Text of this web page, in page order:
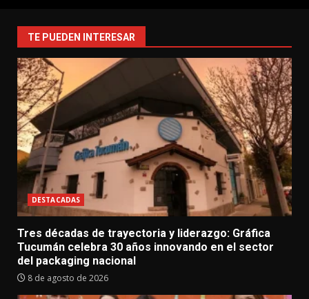
TE PUEDEN INTERESAR
DESTACADAS
Tres décadas de trayectoria y liderazgo: Gráfica
Tucumán celebra 30 años innovando en el sector
del packaging nacional
8 de agosto de 2026